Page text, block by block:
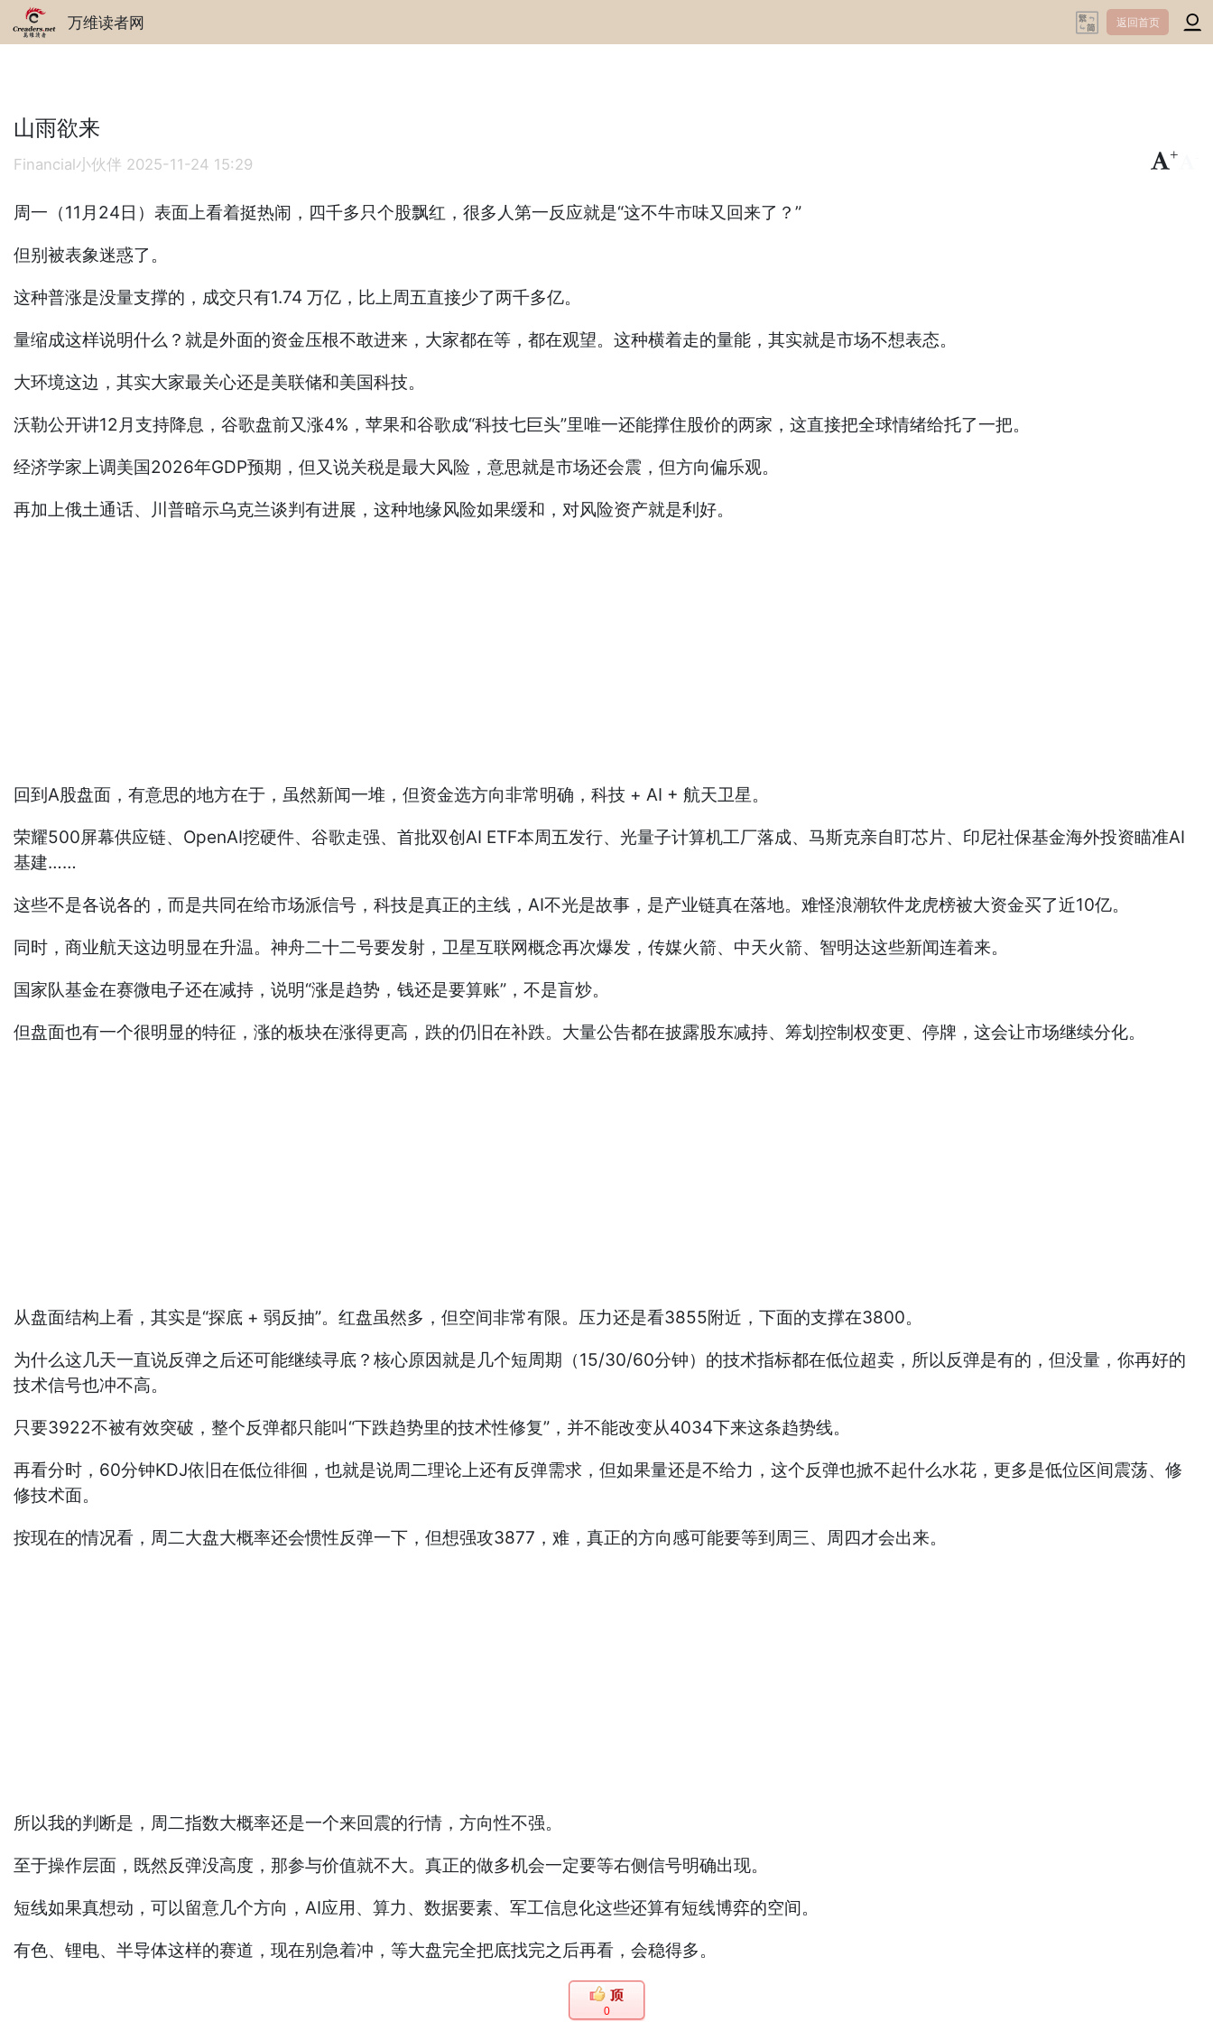
万维读者网 返回首页
山雨欲来
Financial小伙伴 2025-11-24 15:29
+
周一（11月24日）表面上看着挺热闹，四千多只个股飘红，很多人第一反应就是“这不牛市味又回来了？”
但别被表象迷惑了。
这种普涨是没量支撑的，成交只有1.74 万亿，比上周五直接少了两千多亿。
量缩成这样说明什么？就是外面的资金压根不敢进来，大家都在等，都在观望。这种横着走的量能，其实就是市场不想表态。
大环境这边，其实大家最关心还是美联储和美国科技。
沃勒公开讲12月支持降息，谷歌盘前又涨4%，苹果和谷歌成“科技七巨头”里唯一还能撑住股价的两家，这直接把全球情绪给托了一把。
经济学家上调美国2026年GDP预期，但又说关税是最大风险，意思就是市场还会震，但方向偏乐观。
再加上俄土通话、川普暗示乌克兰谈判有进展，这种地缘风险如果缓和，对风险资产就是利好。
回到A股盘面，有意思的地方在于，虽然新闻一堆，但资金选方向非常明确，科技 + AI + 航天卫星。
荣耀500屏幕供应链、OpenAI挖硬件、谷歌走强、首批双创AI ETF本周五发行、光量子计算机工厂落成、马斯克亲自盯芯片、印尼社保基金海外投资瞄准AI
基建……
这些不是各说各的，而是共同在给市场派信号，科技是真正的主线，AI不光是故事，是产业链真在落地。难怪浪潮软件龙虎榜被大资金买了近10亿。
同时，商业航天这边明显在升温。神舟二十二号要发射，卫星互联网概念再次爆发，传媒火箭、中天火箭、智明达这些新闻连着来。
国家队基金在赛微电子还在减持，说明“涨是趋势，钱还是要算账”，不是盲炒。
但盘面也有一个很明显的特征，涨的板块在涨得更高，跌的仍旧在补跌。大量公告都在披露股东减持、筹划控制权变更、停牌，这会让市场继续分化。
从盘面结构上看，其实是“探底 + 弱反抽”。红盘虽然多，但空间非常有限。压力还是看3855附近，下面的支撑在3800。
为什么这几天一直说反弹之后还可能继续寻底？核心原因就是几个短周期（15/30/60分钟）的技术指标都在低位超卖，所以反弹是有的，但没量，你再好的
技术信号也冲不高。
只要3922不被有效突破，整个反弹都只能叫“下跌趋势里的技术性修复”，并不能改变从4034下来这条趋势线。
再看分时，60分钟KDJ依旧在低位徘徊，也就是说周二理论上还有反弹需求，但如果量还是不给力，这个反弹也掀不起什么水花，更多是低位区间震荡、修
修技术面。
按现在的情况看，周二大盘大概率还会惯性反弹一下，但想强攻3877，难，真正的方向感可能要等到周三、周四才会出来。
所以我的判断是，周二指数大概率还是一个来回震的行情，方向性不强。
至于操作层面，既然反弹没高度，那参与价值就不大。真正的做多机会一定要等右侧信号明确出现。
短线如果真想动，可以留意几个方向，AI应用、算力、数据要素、军工信息化这些还算有短线博弈的空间。
有色、锂电、半导体这样的赛道，现在别急着冲，等大盘完全把底找完之后再看，会稳得多。
0